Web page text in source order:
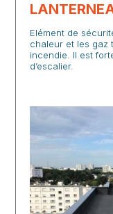
Elément de
chaleur et les gaz
incendie. Il est
d’escalier.